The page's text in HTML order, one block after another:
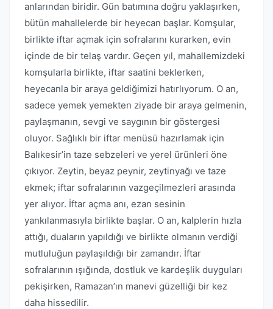
anlarından biridir. Gün batımına doğru yaklaşırken,
bütün mahallelerde bir heyecan başlar. Komşular,
birlikte iftar açmak için sofralarını kurarken, evin
içinde de bir telaş vardır. Geçen yıl, mahallemizdeki
komşularla birlikte, iftar saatini beklerken,
heyecanla bir araya geldiğimizi hatırlıyorum. O an,
sadece yemek yemekten ziyade bir araya gelmenin,
paylaşmanın, sevgi ve saygının bir göstergesi
oluyor. Sağlıklı bir iftar menüsü hazırlamak için
Balıkesir’in taze sebzeleri ve yerel ürünleri öne
çıkıyor. Zeytin, beyaz peynir, zeytinyağı ve taze
ekmek; iftar sofralarının vazgeçilmezleri arasında
yer alıyor. İftar açma anı, ezan sesinin
yankılanmasıyla birlikte başlar. O an, kalplerin hızla
attığı, duaların yapıldığı ve birlikte olmanın verdiği
mutluluğun paylaşıldığı bir zamandır. İftar
sofralarının ışığında, dostluk ve kardeşlik duyguları
pekişirken, Ramazan’ın manevi güzelliği bir kez
daha hissedilir.